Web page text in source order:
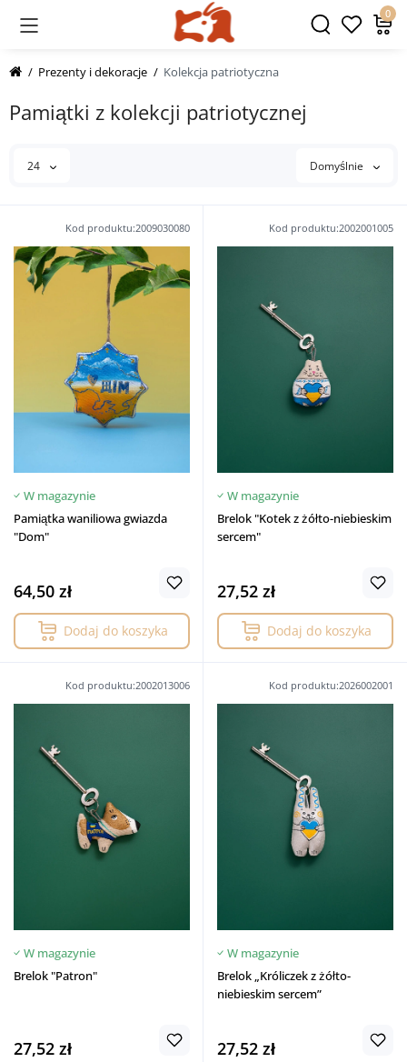
0
Prezenty i dekoracje Kolekcja patriotyczna
Pamiątki z kolekcji patriotycznej
24 Domyślnie
Kod produktu:2009030080
W magazynie
Pamiątka waniliowa gwiazda
"Dom"
64,50 zł
Dodaj do koszyka
Kod produktu:2002001005
W magazynie
Brelok "Kotek z żółto-niebieskim
sercem"
27,52 zł
Dodaj do koszyka
Kod produktu:2002013006
W magazynie
Brelok "Patron"
27,52 zł
Kod produktu:2026002001
W magazynie
Brelok „Króliczek z żółto-
niebieskim sercem”
27,52 zł